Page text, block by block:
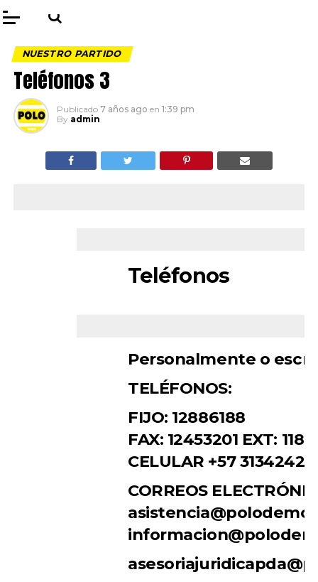
NUESTRO PARTIDO
Teléfonos 3
Publicado 7 años ago en 1:39 pm
By admin
Teléfonos
Personalmente o
TELÉFONOS:
FIJO: 12886188
FAX: 12453201 EXT: 118
CELULAR +57
CORREOS